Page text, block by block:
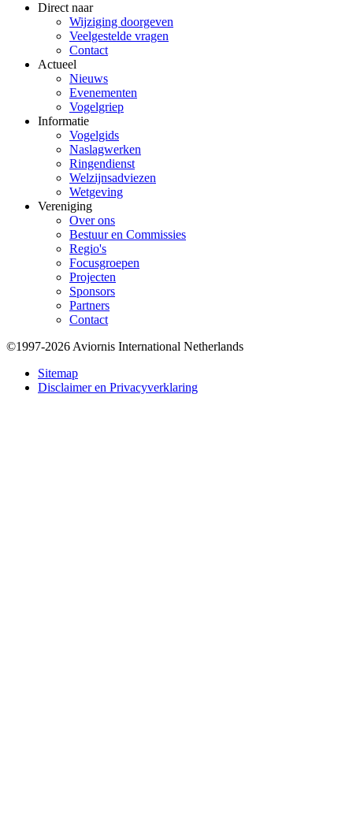
Direct naar
Wijziging doorgeven
Veelgestelde vragen
Contact
Actueel
Nieuws
Evenementen
Vogelgriep
Informatie
Vogelgids
Naslagwerken
Ringendienst
Welzijnsadviezen
Wetgeving
Vereniging
Over ons
Bestuur en Commissies
Regio's
Focusgroepen
Projecten
Sponsors
Partners
Contact
Bottom
©1997-2026 Aviornis International Netherlands
Sitemap
Disclaimer en Privacyverklaring